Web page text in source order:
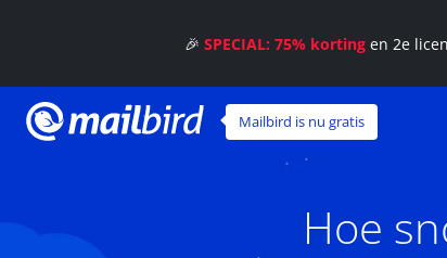
Mailbird is nu gratis
Hoe
🎉SPECIAL: 75% korting en 2e